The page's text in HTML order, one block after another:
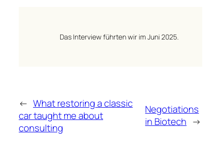
Das Interview führten wir im Juni 2025.
← What restoring a classic
car taught me about
consulting
Negotiations
in Biotech →